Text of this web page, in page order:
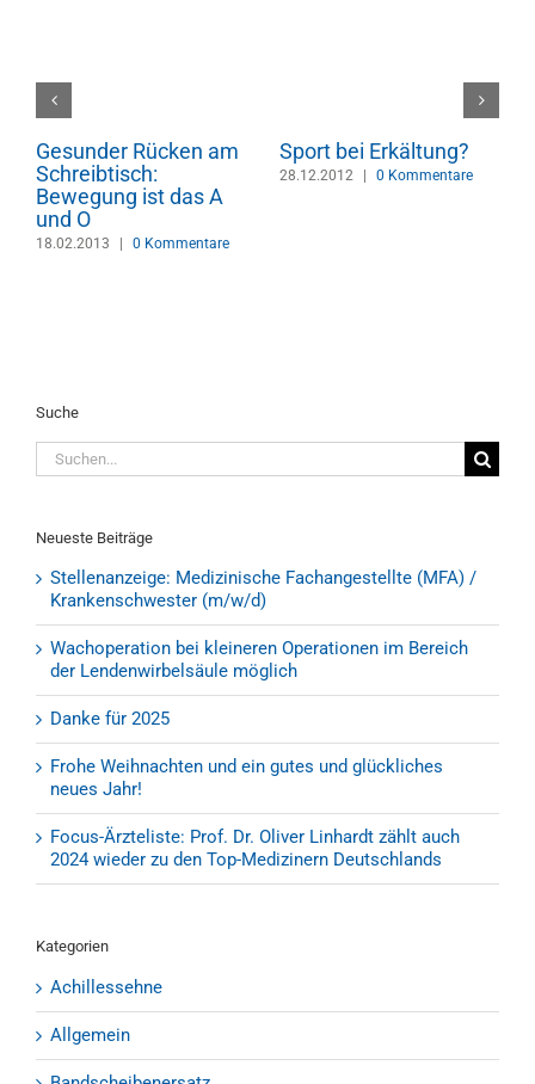
Gesunder Rücken am
Schreibtisch:
Bewegung ist das A
und O
18.02.2013 0 Kommentare
Sport bei Erkältung?
28.12.2012 0 Kommentare
Suche
Suche
nach:
Neueste Beiträge
Stellenanzeige: Medizinische Fachangestellte (MFA) /
Krankenschwester (m/w/d)
Wachoperation bei kleineren Operationen im Bereich
der Lendenwirbelsäule möglich
Danke für 2025
Frohe Weihnachten und ein gutes und glückliches
neues Jahr!
Focus-Ärzteliste: Prof. Dr. Oliver Linhardt zählt auch
2024 wieder zu den Top-Medizinern Deutschlands
Kategorien
Achillessehne
Allgemein